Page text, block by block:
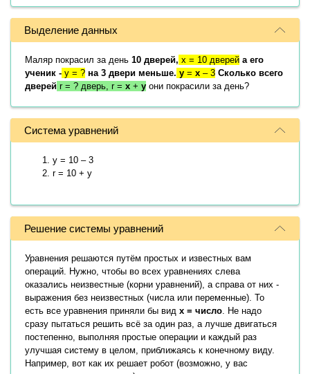
Выделение данных
Маляр покрасил за день 10 дверей, x = 10 дверей а его
ученик - y = ? на 3 двери меньше. y = x – 3 Сколько всего
дверей r = ? дверь, r = x + y они покрасили за день?
Система уравнений
y = 10 – 3
r = 10 + y
Решение системы уравнений
Уравнения решаются путём простых и известных вам
операций. Нужно, чтобы во всех уравнениях слева
оказались неизвестные (корни уравнений), а справа от них -
выражения без неизвестных (числа или переменные). То
есть все уравнения приняли бы вид x = число. Не надо
сразу пытаться решить всё за один раз, а лучше двигаться
постепенно, выполняя простые операции и каждый раз
улучшая систему в целом, приближаясь к конечному виду.
Например, вот как их решает робот (возможно, у вас